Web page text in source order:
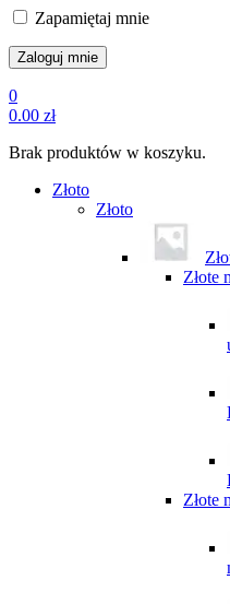
Zapamiętaj mnie
0
0.00 zł
Brak produktów w koszyku.
Złoto
Złoto
Złote
Złote